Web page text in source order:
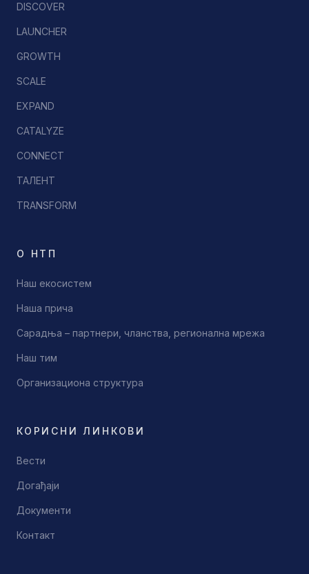
DISCOVER
LAUNCHER
GROWTH
SCALE
EXPAND
CATALYZE
CONNECT
ТАЛЕНТ
TRANSFORM
О НТП
Наш екосистем
Наша прича
Сарадња – партнери, чланства, регионална мрежа
Наш тим
Организациона структура
КОРИСНИ ЛИНКОВИ
Вести
Догађаји
Документи
Контакт